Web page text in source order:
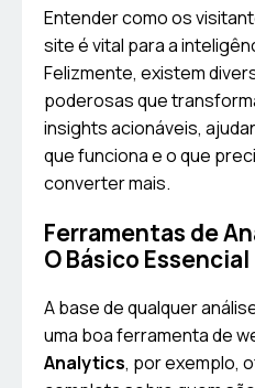
Entender como os
site é vital para a
Felizmente, existem
poderosas que
insights acionáveis,
que funciona e o que
converter mais.
Ferramentas de
O Básico Essencial
A base de qualquer
uma boa ferramenta de
Analytics, por exemplo,